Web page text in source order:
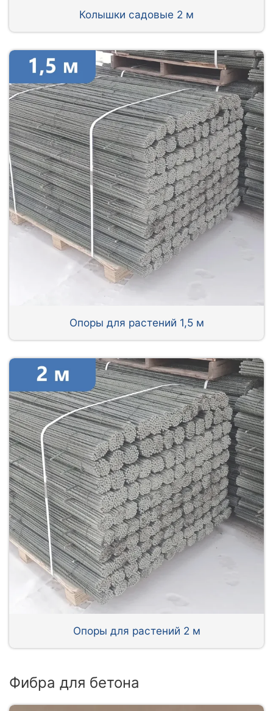
Колышки садовые 2 м
Опоры для растений 1,5 м
Опоры для растений 2 м
Фибра для бетона